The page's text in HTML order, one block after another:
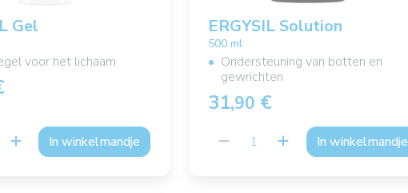
Gel
voor het lichaam
In winkelmandje
ERGYSIL Solution
500 ml
Ondersteuning van botten en
gewrichten
31,90 €
In winkelmandje